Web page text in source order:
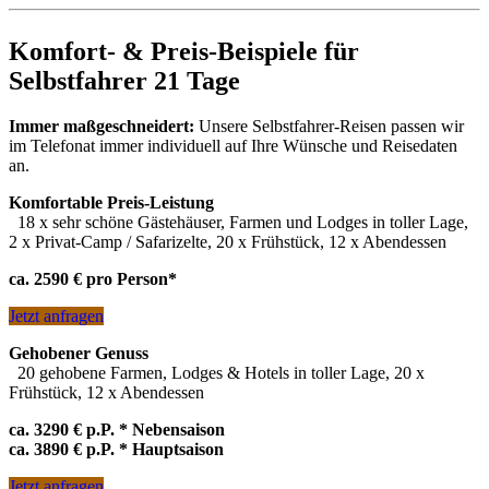
Route
Spitzkoppe & Erongo – Camping- und Wanderparadies
San– mit den Ur-Einwohnern Namibias unterwegs
Über Namibia schweben– Rundflüge und Ballonfahrten
Das Okavango-Delta von oben – Rundflüge
Damara und Ovahimba
Völkern
Windhoek– quirlig und beschaulich zugleich
Umplanungen und weitere Alternativen gern auf Anfrage
Komfort- & Preis-Beispiele für
Selbstfahrer 21 Tage
Immer maßgeschneidert: Unsere Selbstfahrer-Reisen passen wir
im Telefonat immer individuell auf Ihre Wünsche und Reisedaten
an.
Komfortable Preis-Leistung
18 x sehr schöne Gästehäuser, Farmen und Lodges in toller Lage,
2 x Privat-Camp / Safarizelte, 20 x Frühstück, 12 x Abendessen
ca. 2590 € pro Person*
Jetzt anfragen
Gehobener Genuss
20 gehobene Farmen, Lodges & Hotels in toller Lage, 20 x
Frühstück, 12 x Abendessen
ca. 3290 € p.P. * Nebensaison
ca. 3890 € p.P. * Hauptsaison